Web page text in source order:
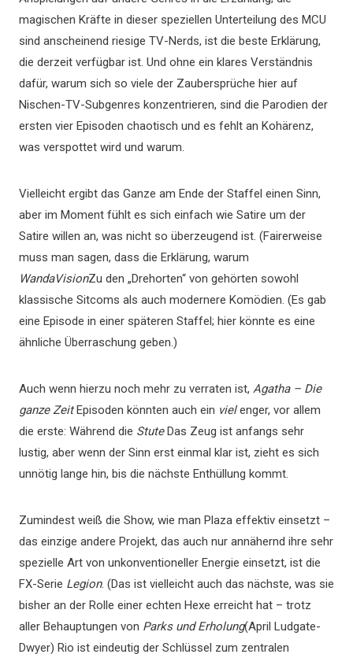
magischen Kräfte in dieser speziellen Unterteilung des MCU
sind anscheinend riesige TV-Nerds, ist die beste Erklärung,
die derzeit verfügbar ist. Und ohne ein klares Verständnis
dafür, warum sich so viele der Zaubersprüche hier auf
Nischen-TV-Subgenres konzentrieren, sind die Parodien der
ersten vier Episoden chaotisch und es fehlt an Kohärenz,
was verspottet wird und warum.
Vielleicht ergibt das Ganze am Ende der Staffel einen Sinn,
aber im Moment fühlt es sich einfach wie Satire um der
Satire willen an, was nicht so überzeugend ist. (Fairerweise
muss man sagen, dass die Erklärung, warum
WandaVisionZu den „Drehorten“ von gehörten sowohl
klassische Sitcoms als auch modernere Komödien. (Es gab
eine Episode in einer späteren Staffel; hier könnte es eine
ähnliche Überraschung geben.)
Auch wenn hierzu noch mehr zu verraten ist, Agatha – Die
ganze ZeitEpisoden könnten auch ein vielenger, vor allem
die erste: Während die StuteDas Zeug ist anfangs sehr
lustig, aber wenn der Sinn erst einmal klar ist, zieht es sich
unnötig lange hin, bis die nächste Enthüllung kommt.
Zumindest weiß die Show, wie man Plaza effektiv einsetzt –
das einzige andere Projekt, das auch nur annähernd ihre sehr
spezielle Art von unkonventioneller Energie einsetzt, ist die
FX-Serie Legion. (Das ist vielleicht auch das nächste, was sie
bisher an der Rolle einer echten Hexe erreicht hat – trotz
aller Behauptungen von Parks und Erholung(April Ludgate-
Dwyer) Rio ist eindeutig der Schlüssel zum zentralen